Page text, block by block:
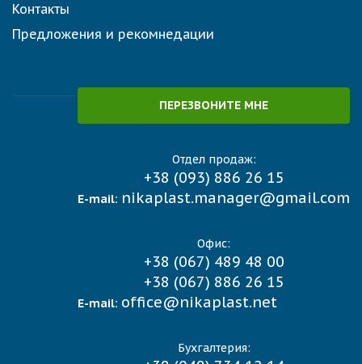
Контакты
Предложения и рекомнедации
ПЕРЕЗВОНИТЕ МНЕ
Отдел продаж:
+38 (093) 886 26 15
E-mail: nikaplast.manager@gmail.com
Офис:
+38 (067) 489 48 00
+38 (067) 886 26 15
E-mail: office@nikaplast.net
Бухгалтерия: